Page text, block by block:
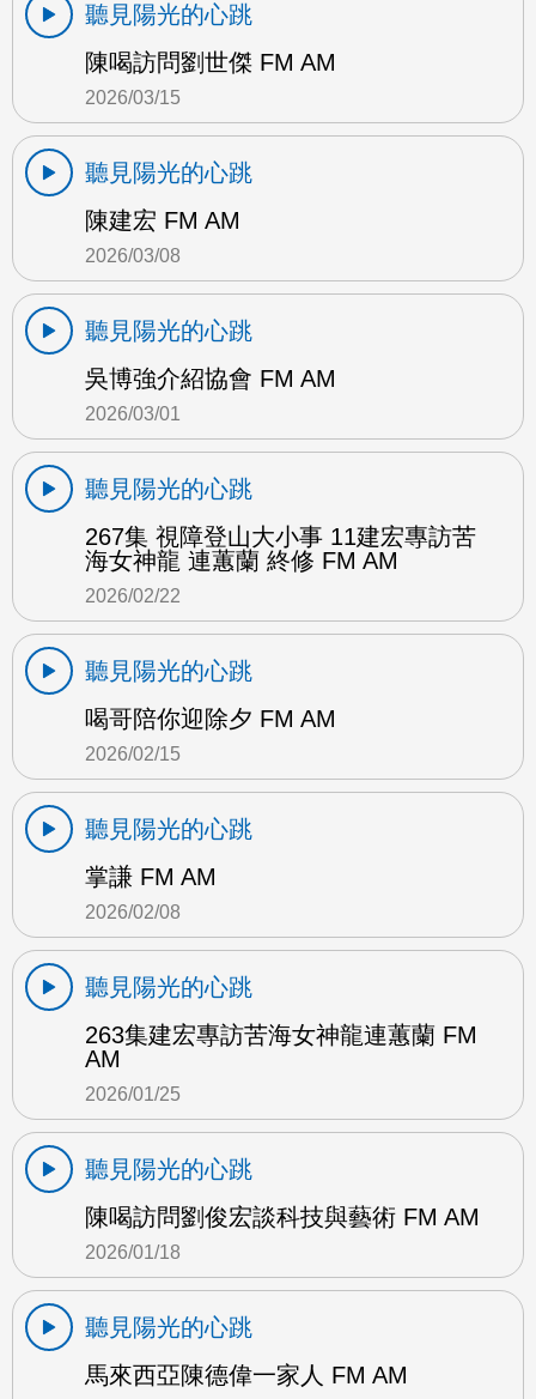
聽見陽光的心跳
陳喝訪問劉世傑 FM AM
2026/03/15
聽見陽光的心跳
陳建宏 FM AM
2026/03/08
聽見陽光的心跳
吳博強介紹協會 FM AM
2026/03/01
聽見陽光的心跳
267集 視障登山大小事 11建宏專訪苦
海女神龍 連蕙蘭 終修 FM AM
2026/02/22
聽見陽光的心跳
喝哥陪你迎除夕 FM AM
2026/02/15
聽見陽光的心跳
掌謙 FM AM
2026/02/08
聽見陽光的心跳
263集建宏專訪苦海女神龍連蕙蘭 FM
AM
2026/01/25
聽見陽光的心跳
陳喝訪問劉俊宏談科技與藝術 FM AM
2026/01/18
聽見陽光的心跳
馬來西亞陳德偉一家人 FM AM